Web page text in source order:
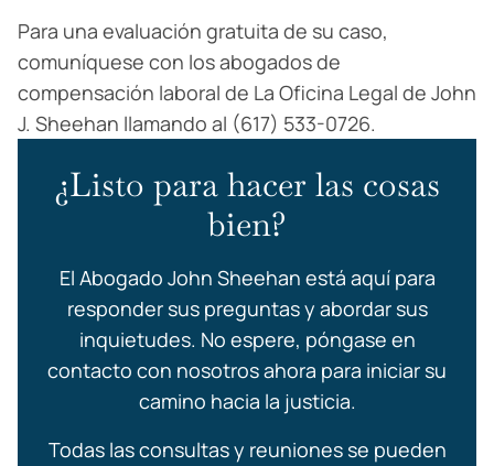
Para una evaluación gratuita de su caso,
comuníquese con los abogados de
compensación laboral de La Oficina Legal de John
J. Sheehan llamando al (617) 533-0726.
¿Listo para hacer las cosas
bien?
El Abogado John Sheehan está aquí para
responder sus preguntas y abordar sus
inquietudes. No espere, póngase en
contacto con nosotros ahora para iniciar su
camino hacia la justicia.
Todas las consultas y reuniones se pueden